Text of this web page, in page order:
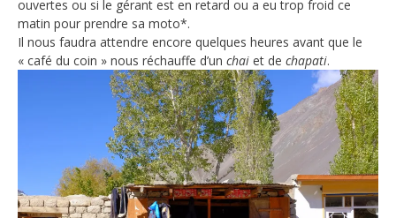
ouvertes ou si le gérant est en retard ou a eu trop froid ce
matin pour prendre sa moto*.
Il nous faudra attendre encore quelques heures avant que le
« café du coin » nous réchauffe d’un chai et de chapati.